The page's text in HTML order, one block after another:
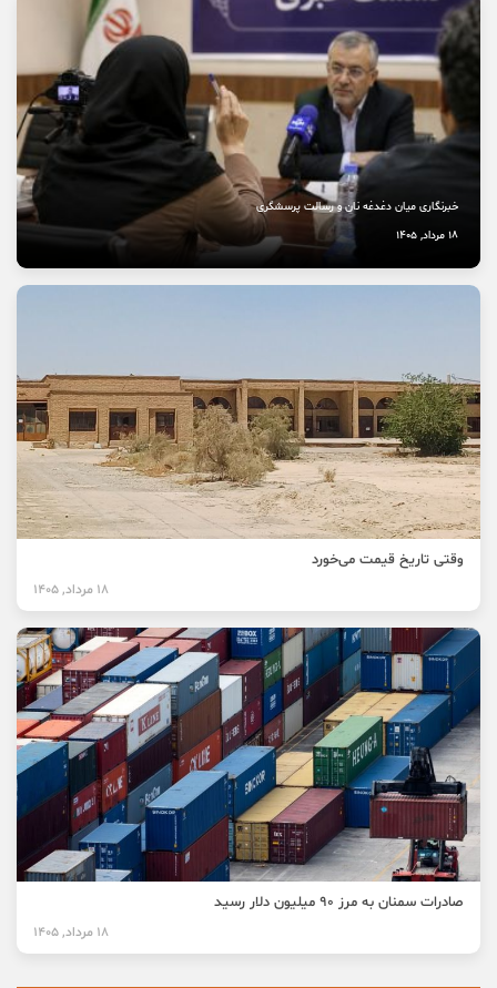
11 مرداد, 1405
خاموشی صدای اصالت
10 مرداد, 1405
خبرنگاری میان دغدغه نان و رسالت پرسشگری
18 مرداد, 1405
وقتی تاریخ قیمت می‌خورد
18 مرداد, 1405
صادرات سمنان به مرز ۹۰ میلیون دلار رسید
18 مرداد, 1405